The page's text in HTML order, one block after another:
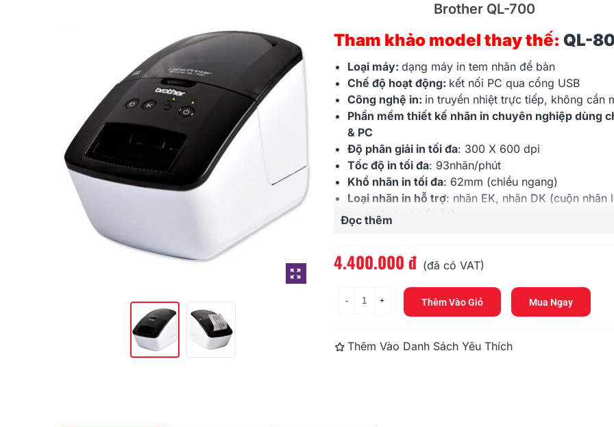
Brother QL-700
Tham khảo model thay thế: QL-
Loại máy: dạng máy in tem nhãnđể bàn
Chế độ hoạt động: kết nối PC qua cổng USB
Công nghệ in: in truyền nhiệt trực tiếp, không cần
Phần mềm thiết kế nhãn in chuyên nghiệp dùng
& PC
Độ phân giải in tối đa: 300 X 600 dpi
Tốc độ in tối đa: 93nhãn/phút
Khổ nhãn in tối đa: 62mm (chiều ngang)
Loại nhãn in hỗ trợ: nhãn EK, nhãn DK (cuộn nhãn
tục hoặc loại bế sẵn)
Dây nguồn X 1, Hướng dẫn sử dụng X 1, Cuộn
cuộn
: 12 tháng
Đọc thêm
4.400.000 đ (đã có VAT)
- + Thêm Vào Giỏ Mua Ngay
Thêm Vào Danh Sách Yêu Thích
Brother QL-800
4.350.000 đ
5.940.000 đ